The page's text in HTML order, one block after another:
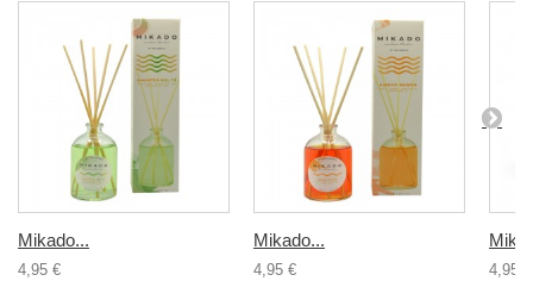
Mikado...
4,95 €
Mikado...
4,95 € 4,95 €